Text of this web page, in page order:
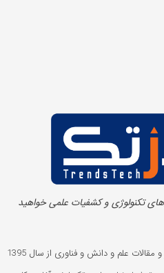
تکنولوژی و کشفیات علمی خواهید
ترندز تک، سیستم جامع بروزترین اخبار و مقالات علم و دانش و فناوری از سال 1395